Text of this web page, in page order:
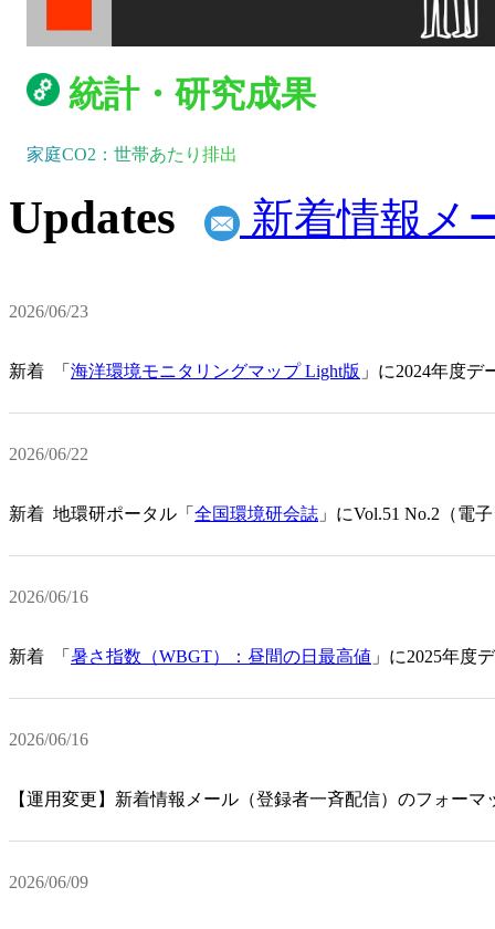
統計・研究成果
家庭CO2：世帯あたり排出
Updates 新着情報メ
2026/06/23
新着 「 海洋環境モニタリングマップ Light版 」に2024年度
2026/06/22
新着 地環研ポータル「 全国環境研会誌 」にVol.51 No.2（電
2026/06/16
新着 「 暑さ指数（WBGT）：昼間の日最高値 」に2025年度
2026/06/16
【運用変更】新着情報メール（登録者一斉配信）のフォー
2026/06/09